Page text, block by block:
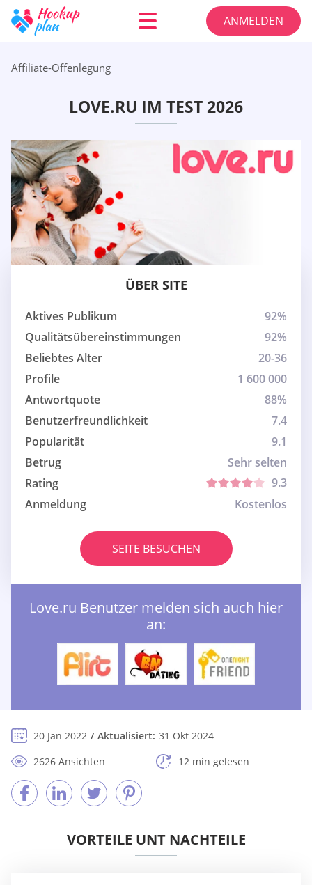
ANMELDEN
Affiliate-Offenlegung
LOVE.RU IM TEST 2026
ÜBER SITE
Aktives Publikum
92%
Qualitätsübereinstimmungen
92%
Beliebtes Alter
20-36
Profile
1 600 000
Antwortquote
88%
Benutzerfreundlichkeit
7.4
Popularität
9.1
Betrug
Sehr selten
Rating
9.3
Anmeldung
Kostenlos
SEITE BESUCHEN
Love.ru Benutzer melden sich auch hier
an:
20 Jan 2022 Aktualisiert: 31 Okt 2024
2626 Ansichten
12 min gelesen
VORTEILE UNT NACHTEILE